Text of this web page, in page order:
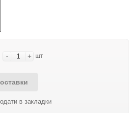
- + шт
в закладки